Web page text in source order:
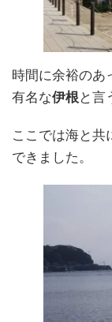
時間に余裕のあ
有名な伊根 と言
ここでは海と共
できました。